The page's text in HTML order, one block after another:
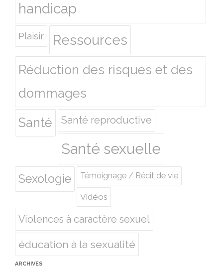
handicap
Plaisir Ressources
Réduction des risques et des
dommages
Santé
Santé reproductive
Santé sexuelle
Sexologie Témoignage / Récit de vie
Vidéos
Violences à caractère sexuel
éducation à la sexualité
ARCHIVES